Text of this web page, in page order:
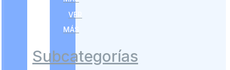
VER
MÁS
Subcategorías